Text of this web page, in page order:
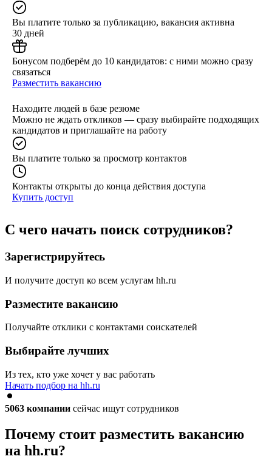
Вы платите только за публикацию, вакансия активна
30 дней
Бонусом подберём до 10 кандидатов: с ними можно сразу
связаться
Разместить вакансию
Находите людей в базе резюме
Можно не ждать откликов — сразу выбирайте подходящих
кандидатов и приглашайте на работу
Вы платите только за просмотр контактов
Контакты открыты до конца действия доступа
Купить доступ
С чего начать поиск сотрудников?
Зарегистрируйтесь
И получите доступ ко всем услугам hh.ru
Разместите вакансию
Получайте отклики с контактами соискателей
Выбирайте лучших
Из тех, кто уже хочет у вас работать
Начать подбор на hh.ru
5063 компании сейчас ищут сотрудников
Почему стоит разместить вакансию
на hh.ru?